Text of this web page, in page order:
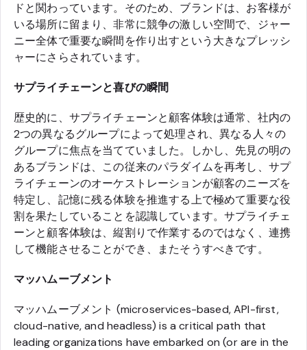
ドと関わっています。そのため、ブランドは、お客様が
いる場所に留まり、非常に競争の激しい空間で、ジャー
ニー全体で重要な瞬間を作り出すという大きなプレッシ
ャーにさらされています。
サプライチェーンと喜びの瞬間
歴史的に、サプライチェーンと顧客体験は通常、社内の
2つの異なるグループによって処理され、異なる人々の
グループに焦点を当てていました。しかし、先見の明の
あるブランドは、この従来のパラダイムを再考し、サプ
ライチェーンのオーケストレーションが顧客のニーズを
特定し、記憶に残る体験を推進する上で極めて重要な役
割を果たしていることを認識しています。サプライチェ
ーンと顧客体験は、縦割りで作業するのではなく、連携
して機能させることができ、またそうすべきです。
マッハムーブメント
マッハムーブメント (microservices-based, API-first,
cloud-native, and headless) is a critical path that
leading organizations have embarked on (or are in the